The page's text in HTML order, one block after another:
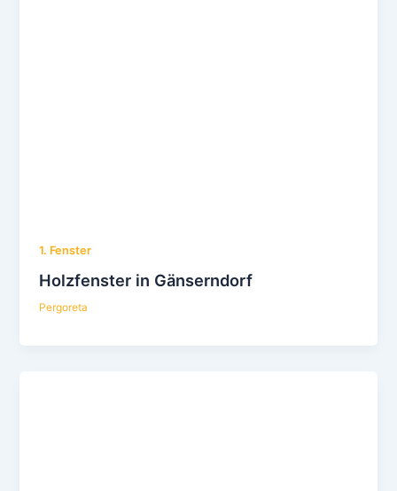
1. Fenster
Holzfenster in Gänserndorf
Pergoreta